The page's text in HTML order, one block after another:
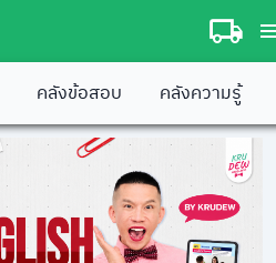
คลังข้อสอบ คลังความรู้